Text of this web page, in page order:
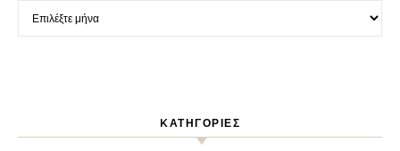
Ιστορικό
KΑΤΗΓΟΡΊΕΣ